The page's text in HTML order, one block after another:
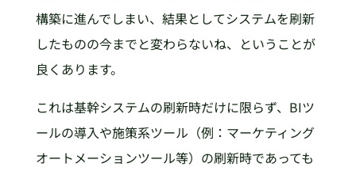
構築に進んでしまい、結果としてシステムを刷新
したものの今までと変わらないね、ということが
良くあります。
これは基幹システムの刷新時だけに限らず、BIツ
ールの導入や施策系ツール（例：マーケティング
オートメーションツール等）の刷新時であっても